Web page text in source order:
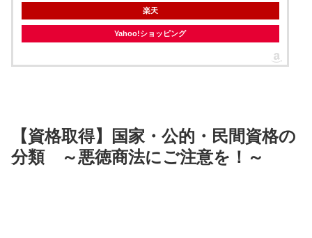
楽天
Yahoo!ショッピング
【資格取得】国家・公的・民間資格の
分類 ～悪徳商法にご注意を！～